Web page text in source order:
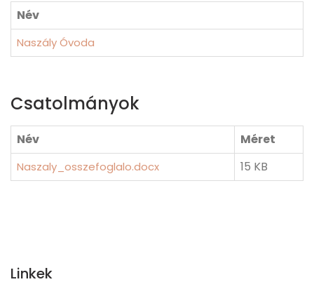
Név
Naszály Óvoda
Csatolmányok
Név Méret
Naszaly_osszefoglalo.docx 15 KB
Linkek